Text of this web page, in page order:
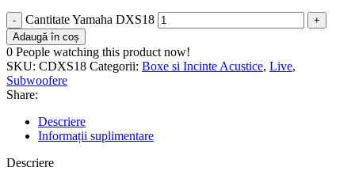
Cantitate Yamaha DXS18
Adaugă în coș
0 People watching this product now!
SKU: CDXS18 Categorii: Boxe si Incinte Acustice, Live,
Subwoofere
Share:
Descriere
Informații suplimentare
Descriere